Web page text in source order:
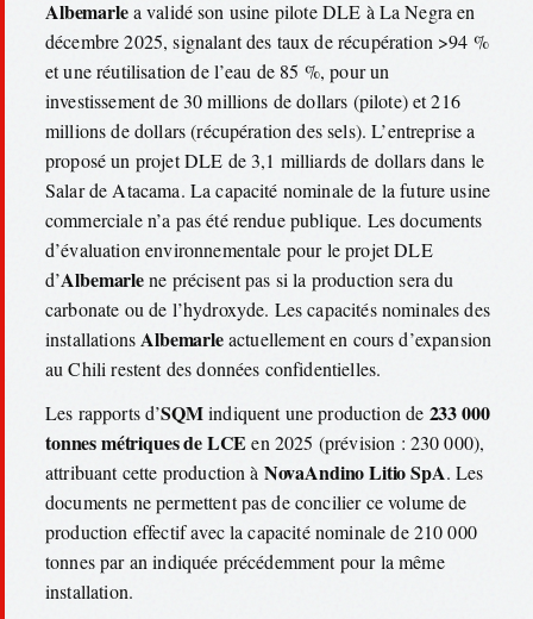
Albemarlea validé son usine pilote DLE à La Negra en
décembre 2025, signalant des taux de récupération >94 %
et une réutilisation de l’eau de 85 %, pour un
investissement de 30 millions de dollars (pilote) et 216
millions de dollars (récupération des sels). L’entreprise a
proposé un projet DLE de 3,1 milliards de dollars dans le
Salar de Atacama. La capacité nominale de la future usine
commerciale n’a pas été rendue publique. Les documents
d’évaluation environnementale pour le projet DLE
d’Albemarlene précisent pas si la production sera du
carbonate ou de l’hydroxyde. Les capacités nominales des
installations Albemarleactuellement en cours d’expansion
au Chili restent des données confidentielles.
Les rapports d’SQMindiquent une production de 233 000
tonnes métriques de LCE en 2025 (prévision : 230 000),
attribuant cette production à NovaAndino Litio SpA. Les
documents ne permettent pas de concilier ce volume de
production effectif avec la capacité nominale de 210 000
tonnes par an indiquée précédemment pour la même
installation.